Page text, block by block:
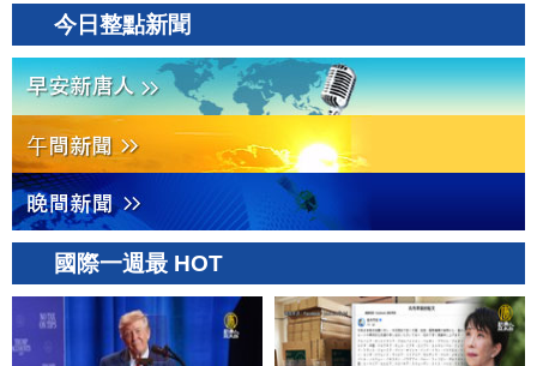
今日整點新聞
國際一週最 HOT